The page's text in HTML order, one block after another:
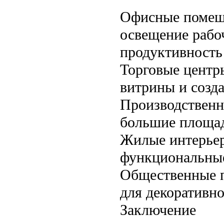
Офисные
освещение
Торговые
витрины и
большие
Жилые
Общественные
для
Заключение